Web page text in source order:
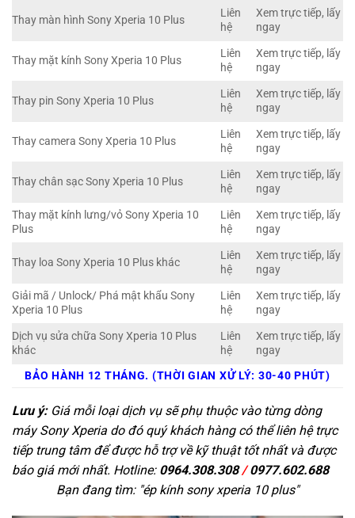
Thay màn hình Sony Xperia 10 Plus
Liên
hệ
Xem trực tiếp, lấy
ngay
Thay mặt kính Sony Xperia 10 Plus
Liên
hệ
Xem trực tiếp, lấy
ngay
Thay pin Sony Xperia 10 Plus
Liên
hệ
Xem trực tiếp, lấy
ngay
Thay camera Sony Xperia 10 Plus
Liên
hệ
Xem trực tiếp, lấy
ngay
Thay chân sạc Sony Xperia 10 Plus
Liên
hệ
Xem trực tiếp, lấy
ngay
Thay mặt kính lưng/vỏ Sony Xperia 10
Plus
Liên
hệ
Xem trực tiếp, lấy
ngay
Thay loa Sony Xperia 10 Plus khác
Liên
hệ
Xem trực tiếp, lấy
ngay
Giải mã / Unlock/ Phá mật khẩu Sony
Xperia 10 Plus
Liên
hệ
Xem trực tiếp, lấy
ngay
Dịch vụ sửa chữa Sony Xperia 10 Plus
khác
Liên
hệ
Xem trực tiếp, lấy
ngay
BẢO HÀNH 12 THÁNG. (THỜI GIAN XỬ LÝ: 30-40 PHÚT)
Lưu ý:Giá mỗi loại dịch vụ sẽ phụ thuộc vào từng dòng
máy Sony Xperia do đó quý khách hàng có thể liên hệ trực
tiếp trung tâm để được hỗ trợ về kỹ thuật tốt nhất và được
báo giá mới nhất. Hotline: 0964.308.308/0977.602.688
Bạn đang tìm: "ép kính sony xperia 10 plus"